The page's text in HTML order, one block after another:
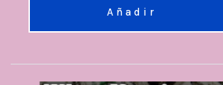
Añadir